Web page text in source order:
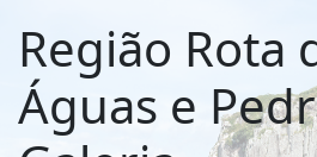
Região Rota
Águas e